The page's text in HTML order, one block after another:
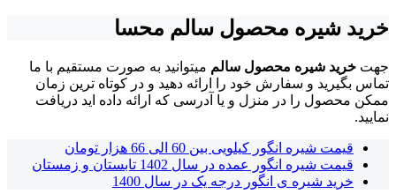
خرید شیره محصول سالم محسا
جهت خرید شیره محصول سالم میتوانید به صورت مستقیم با ما
تماس بگیرید و سفارش خود را ارائه دهید و در کوتاه ترین زمان
ممکن محصول را در منزل و یا آدرسی که ارائه داده اید دریافت
نمایید.
قیمت شیره انگور کیلویی بین 60 الی 66 هزار تومان
قیمت شیره انگور عمده در سال 1402 تابستان و زمستان
خرید شیره ی انگور درجه یک در سال 1400